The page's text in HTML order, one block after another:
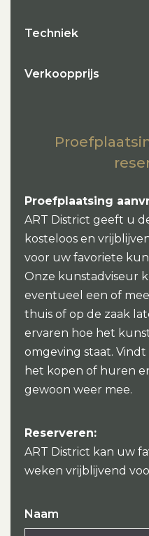
Techniek
Verkoopprijs
Proefplaatsing
ART District geeft u
kosteloos en
voor uw favoriete
Onze kunstadviseur
eventueel een of
thuis of op de zaak
ervaren hoe het
omgeving staat.
het kopen of huren
gewoon weer mee.
Reserveren:
ART District kan uw
weken vrijblijvend
Naam